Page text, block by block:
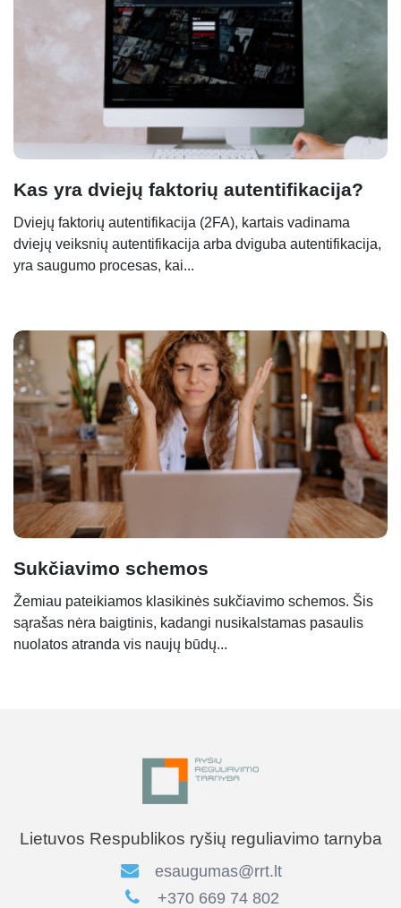
Kas yra dviejų faktorių autentifikacija?
Dviejų faktorių autentifikacija (2FA), kartais vadinama
dviejų veiksnių autentifikacija arba dviguba autentifikacija,
yra saugumo procesas, kai...
Sukčiavimo schemos
Žemiau pateikiamos klasikinės sukčiavimo schemos. Šis
sąrašas nėra baigtinis, kadangi nusikalstamas pasaulis
nuolatos atranda vis naujų būdų...
Lietuvos Respublikos ryšių reguliavimo tarnyba
esaugumas@rrt.lt
+370 669 74 802